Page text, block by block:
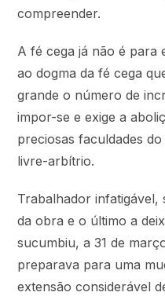
compreender.
A fé cega já não é para
ao dogma da fé cega
grande o número de
impor-se e exige a
preciosas faculdades
livre-arbítrio.
Trabalhador
da obra e o último a
sucumbiu, a 31 de
preparava para uma
extensão considerável